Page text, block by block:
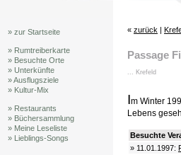
» zur Startseite
» Rumtreiberkarte
» Besuchte Orte
» Unterkünfte
» Ausflugsziele
» Kultur-Mix
» Restaurants
» Büchersammlung
» Meine Leseliste
» Lieblings-Songs
« zurück |
Passage
... Krefeld
Im Winter
Lebens
Besuchte
» 11.01.1997: